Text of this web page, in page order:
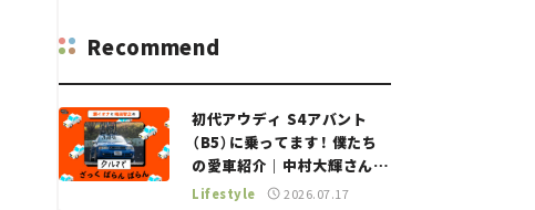
Recommend
初代アウディ S4アバント
（B5）に乗ってます！ 僕たち
の愛車紹介｜中村大輝さん
——瀬イオナと嶋田智之の
Lifestyle 2026.07.17